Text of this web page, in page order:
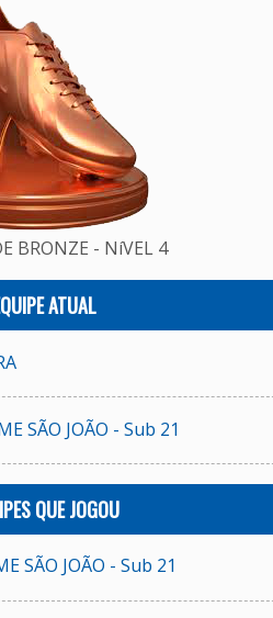
BRONZE - NíVEL 4
ATUAL
SÃO JOÃO - Sub 21
QUE JOGOU
SÃO JOÃO - Sub 21